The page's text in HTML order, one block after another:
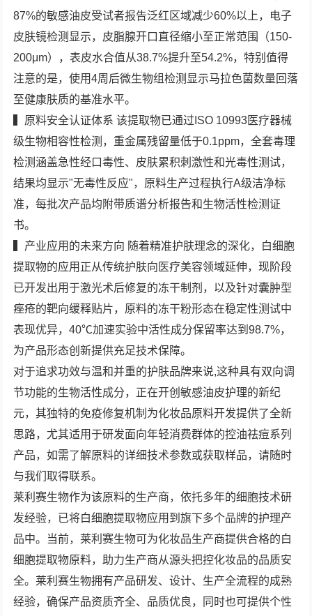
87%的敏感油皮受试者报告泛红区域减少60%以上，电子
皮肤镜检测显示，皮脂腺开口直径缩小至正常范围（150-
200μm），表皮水合值从38.7%提升至54.2%，特别值得
注意的是，使用4周后微生物组检测显示马拉色菌数量回落
至健康肤质的基准水平。
▍原料安全认证体系 该提取物已通过ISO 10993医疗器械
级生物相容性检测，重金属残留量低于0.1ppm，全套毒理
检测涵盖急性经口毒性、皮肤累积刺激性和光毒性测试，
结果均显示"无毒性反应"，原料生产过程执行A级洁净标
准，每批次产品均附带质谱分析报告和生物活性检测证
书。
▍产业应用的未来方向 随着精准护肤理念的深化，白细胞
提取物的应用正从传统护肤向医疗美容领域延伸，现阶段
已开发出用于激光术后修复的冻干制剂，以及针对囊肿型
痤疮的靶向缓释贴片，原料的冻干粉形态在稳定性测试中
表现优异，40℃加速实验中活性成分保留率达到98.7%，
为产品形态创新提供充足技术保障。
对于追求功效与温和并重的护肤品牌来说,这种具有双向调
节功能的生物活性成分，正在开创敏感油皮护理的新纪
元，其独特的免疫修复机制为化妆品原料开发提供了全新
思路，尤其适用于研发面向年轻消费群体的控油祛痘系列
产品，如需了解原料的详细技术参数或获取样品，请随时
与我们取得联系。
莱利赛生物作为该原料的生产商，依托多年的细胞技术研
发经验，已将白细胞提取物应用到旗下多个品牌的护理产
品中。当前，莱利赛生物可为化妆品生产商提供合格的白
细胞提取物原料，助力生产商从源头把控化妆品的品质安
全。莱利赛生物拥有产品研发、设计、生产全流程的成熟
经验，确保产品资质齐全、品质优良，同时也可提供个性